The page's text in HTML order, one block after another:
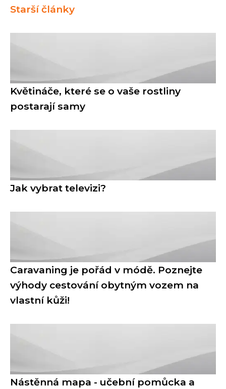
Starší články
Květináče, které se o vaše rostliny
postarají samy
Jak vybrat televizi?
Caravaning je pořád v módě. Poznejte
výhody cestování obytným vozem na
vlastní kůži!
Nástěnná mapa - učební pomůcka a